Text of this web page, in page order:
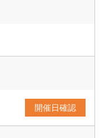
開催日確認